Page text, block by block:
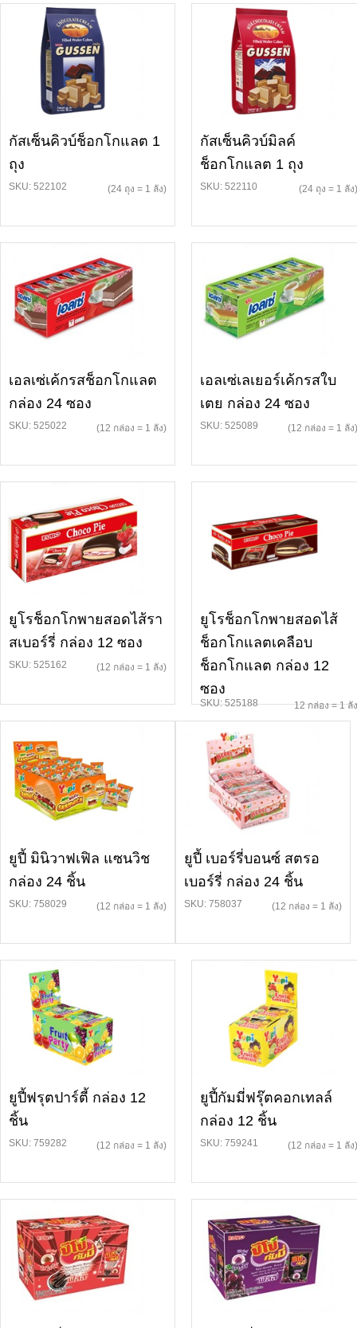
กัสเซ็นคิวบ์ช็อกโกแลต 1
ถุง
SKU: 522102 (24 ถุง = 1 ลัง)
กัสเซ็นคิวบ์มิลค์
ช็อกโกแลต 1 ถุง
SKU: 522110 (24 ถุง = 1 ลัง)
เอลเซ่เค้กรสช็อกโกแลต
กล่อง 24 ซอง
SKU: 525022 (12 กล่อง = 1 ลัง)
เอลเซ่เลเยอร์เค้กรสใบ
เตย กล่อง 24 ซอง
SKU: 525089 (12 กล่อง = 1 ลัง)
ยูโรช็อกโกพายสอดไส้รา
สเบอร์รี่ กล่อง 12 ซอง
SKU: 525162 (12 กล่อง = 1 ลัง)
ยูโรช็อกโกพายสอดไส้
ช็อกโกแลตเคลือบ
ช็อกโกแลต กล่อง 12
ซอง
SKU: 525188 12 กล่อง = 1 ลัง
ยูปี้ มินิวาฟเฟิล แซนวิช
กล่อง 24 ชิ้น
SKU: 758029 (12 กล่อง = 1 ลัง)
ยูปี้ เบอร์รี่บอนซ์ สตรอ
เบอร์รี่ กล่อง 24 ชิ้น
SKU: 758037 (12 กล่อง = 1 ลัง)
ยูปี้ฟรุตปาร์ตี้ กล่อง 12
ชิ้น
SKU: 759282 (12 กล่อง = 1 ลัง)
ยูปี้กัมมี่ฟรุ๊ตคอกเทลล์
กล่อง 12 ชิ้น
SKU: 759241 (12 กล่อง = 1 ลัง)